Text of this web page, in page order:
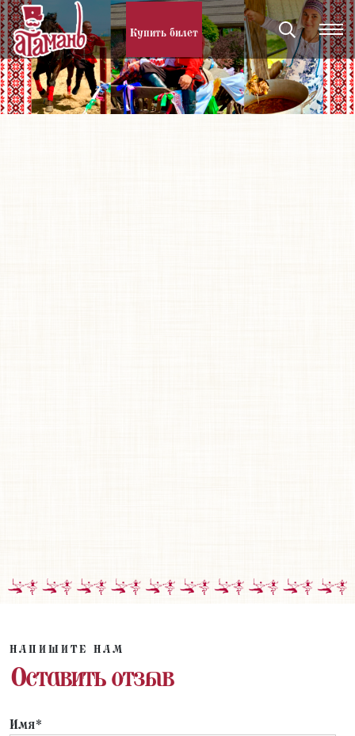
Купить билет
НАПИШИТЕ НАМ
Оставить отзыв
Имя*